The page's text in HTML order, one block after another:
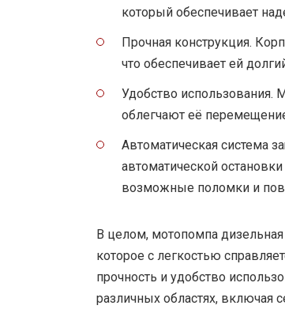
который обеспечивает
Прочная конструкция.
что обеспечивает ей
Удобство использования.
облегчают её
Автоматическая система
автоматической
возможные поломки и
В целом, мотопомпа
которое с легкостью
прочность и удобство
различных областях, включая